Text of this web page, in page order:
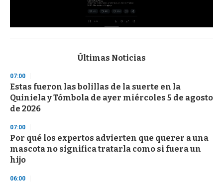
s
d
s
o
f
3
s
e
c
o
n
Últimas Noticias
07:00
Estas fueron las bolillas de la suerte en la
Quiniela y Tómbola de ayer miércoles 5 de agosto
de 2026
07:00
Por qué los expertos advierten que querer a una
mascota no significa tratarla como si fuera un
hijo
06:00